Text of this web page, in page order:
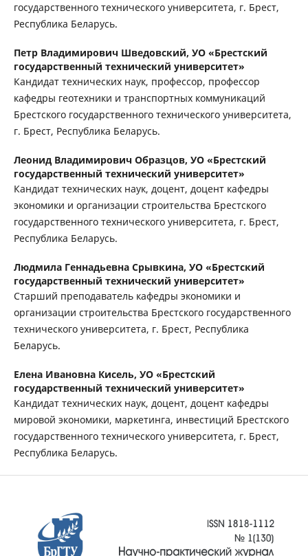
государственного технического университета, г. Брест,
Республика Беларусь.
Петр Владимирович Шведовский, УО «Брестский
государственный технический университет»
Кандидат технических наук, профессор, профессор
кафедры геотехники и транспортных коммуникаций
Брестского государственного технического университета,
г. Брест, Республика Беларусь.
Леонид Владимирович Образцов, УО «Брестский
государственный технический университет»
Кандидат технических наук, доцент, доцент кафедры
экономики и организации строительства Брестского
государственного технического университета, г. Брест,
Республика Беларусь.
Людмила Геннадьевна Срывкина, УО «Брестский
государственный технический университет»
Старший преподаватель кафедры экономики и
организации строительства Брестского государственного
технического университета, г. Брест, Республика
Беларусь.
Елена Ивановна Кисель, УО «Брестский
государственный технический университет»
Кандидат технических наук, доцент, доцент кафедры
мировой экономики, маркетинга, инвестиций Брестского
государственного технического университета, г. Брест,
Республика Беларусь.